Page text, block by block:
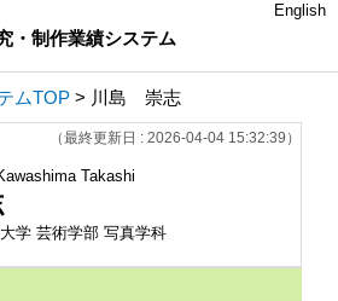
・制作業績システム
English
ムTOP > 川島 崇志
（最終更新日 : 2026-04-04 15:32:39）
Takashi
学 芸術学部 写真学科